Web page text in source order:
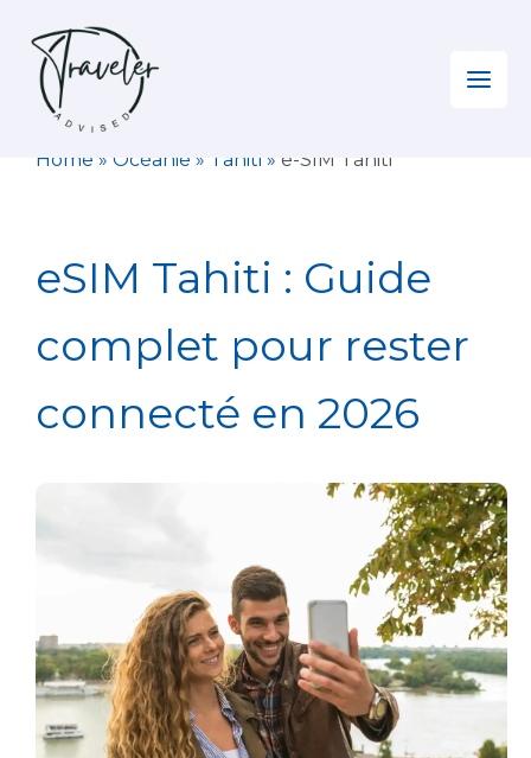
contenu
Home » Océanie » Tahiti » e-SIM Tahiti
eSIM Tahiti : Guide
complet pour rester
connecté en 2026